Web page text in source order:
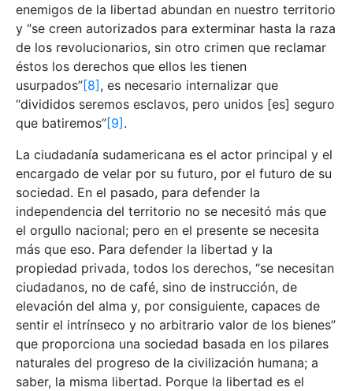
enemigos de la libertad abundan en nuestro territorio
y “se creen autorizados para exterminar hasta la raza
de los revolucionarios, sin otro crimen que reclamar
éstos los derechos que ellos les tienen
usurpados”[8], es necesario internalizar que
“divididos seremos esclavos, pero unidos [es] seguro
que batiremos”[9].
La ciudadanía sudamericana es el actor principal y el
encargado de velar por su futuro, por el futuro de su
sociedad. En el pasado, para defender la
independencia del territorio no se necesitó más que
el orgullo nacional; pero en el presente se necesita
más que eso. Para defender la libertad y la
propiedad privada, todos los derechos, “se necesitan
ciudadanos, no de café, sino de instrucción, de
elevación del alma y, por consiguiente, capaces de
sentir el intrínseco y no arbitrario valor de los bienes”
que proporciona una sociedad basada en los pilares
naturales del progreso de la civilización humana; a
saber, la misma libertad. Porque la libertad es el